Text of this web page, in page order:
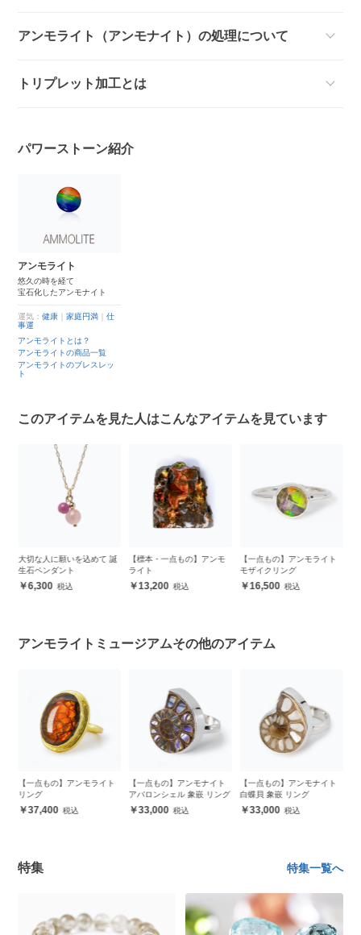
アンモライト（アンモナイト）の処理について
トリプレット加工とは
パワーストーン紹介
アンモライト
悠久の時を経て
宝石化したアンモナイト
運気：健康 ｜家庭円満 ｜仕
事運
アンモライトとは？
アンモライトの商品一覧
アンモライトのブレスレッ
ト
このアイテムを見た人はこんなアイテムを見ています
大切な人に願いを込めて 誕
生石ペンダント
6,300
【標本・一点もの】アンモ
ライト
13,200
【一点もの】アンモライト
モザイクリング
16,500
アンモライトミュージアムその他のアイテム
【一点もの】アンモライト
リング
37,400
【一点もの】アンモナイト
アバロンシェル 象嵌 リング
33,000
【一点もの】アンモナイト
白蝶貝 象嵌 リング
33,000
特集 特集一覧へ